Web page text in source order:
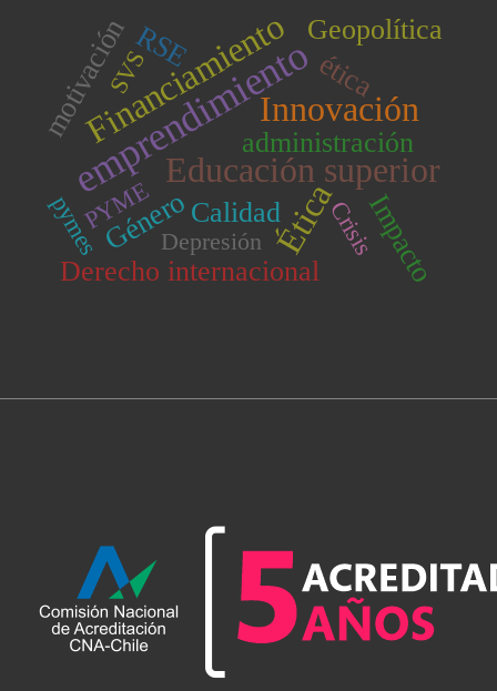
emprendimiento
Educación superior
Innovación
Ética
Financiamiento
Calidad
ética
motivación
administración
Geopolítica
Derecho internacional
Género Impacto
RSE
pymesPYME Crisis
Depresión
SVS